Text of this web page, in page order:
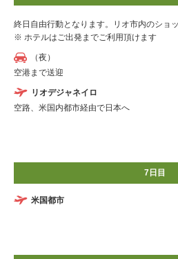
終日自由行動となります。リオ市内のショ
※ ホテルはご出発までご利用頂けます
（夜）
空港まで送迎
リオデジャネイロ
空路、米国内都市経由で日本へ
7日目
米国都市